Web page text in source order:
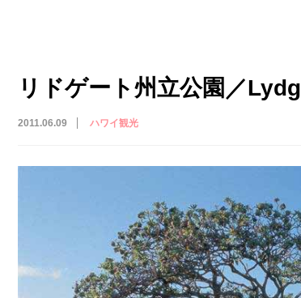
リドゲート州立公園／
2011.06.09 ハワイ観光